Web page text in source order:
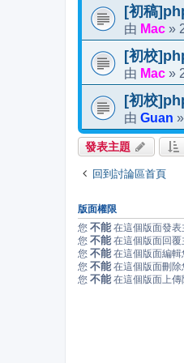
[初稿
由 Mac »
[初校
由 Mac »
[初校
由 Guan »
發表主題
回到討論區首頁
版面權限
您 不能 在這個版面發表
您 不能 在這個版面回覆
您 不能 在這個版面編輯
您 不能 在這個版面刪除
您 不能 在這個版面上傳